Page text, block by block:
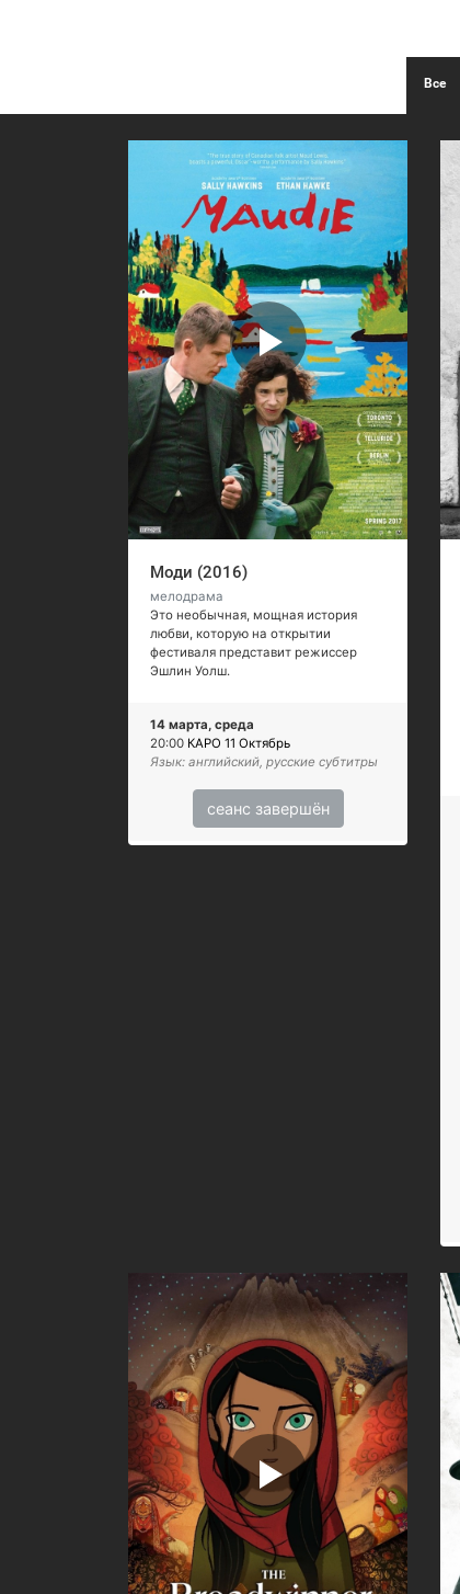
Все
Моди (2016)
мелодрама
Это необычная, мощная история
любви, которую на открытии
фестиваля представит режиссер
Эшлин Уолш.
14 марта, среда
20:00 КАРО 11 Октябрь
Язык: английский, русские субтитры
сеанс завершён